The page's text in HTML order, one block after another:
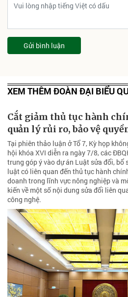
Gửi bình luận
XEM THÊM ĐOÀN ĐẠI BIỂU
Cắt giảm thủ tục hành
quản lý rủi ro, bảo vệ
Tại phiên thảo luận ở Tổ 7, Kỳ họp
hội khóa XVI diễn ra ngày 7/8, các
trung góp ý vào dự án Luật sửa đổi, bổ
luật có liên quan đến thủ tục hành
doanh trong lĩnh vực nông nghiệp và
kiến về một số nội dung sửa đổi liên
công nghệ.